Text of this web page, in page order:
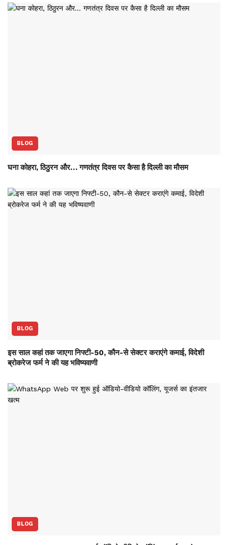
BLOG
घना कोहरा, ठिठुरन और… गणतंत्र दिवस पर कैसा है दिल्ली का मौसम
BLOG
इस साल कहां तक जाएगा निफ्टी-50, कौन-से सेक्‍टर कराएंगे कमाई, विदेशी
ब्रोकरेज फर्म ने की यह भविष्‍यवाणी
BLOG